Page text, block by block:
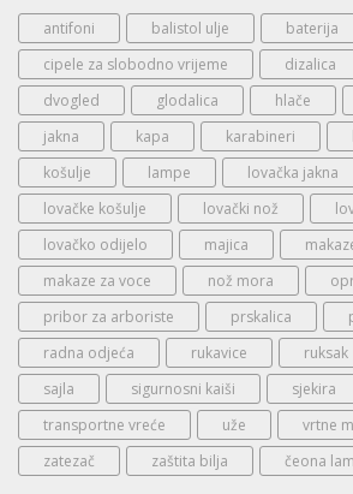
antifoni balistol ulje baterija
cipele za slobodno vrijeme
dizalica
dvogled
glodalica hlače
jakna
kapa karabineri
košulje
lampe lovačka jakna
lovačke košulje
lovački nož
lovačko odijelo
majica
makaze za voce
nož mora
pribor za arboriste
prskalica
radna odjeća
rukavice ruksak
sajla
sigurnosni kaiši
sjekira
transportne vreće
uže
vrtne
zatezač
zaštita bilja čeona